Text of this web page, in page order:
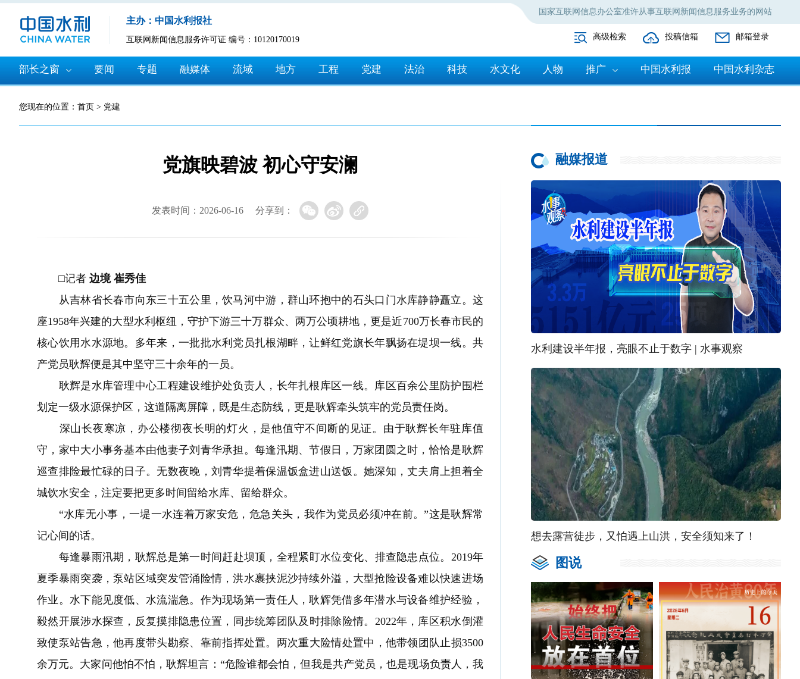
国家互联网信息办公室准许从事互联网新闻信息服务业务的网站
主办：中国水利报社
互联网新闻信息服务许可证 编号：10120170019 高级检索 投稿信箱 邮箱登录
部长之窗 要闻 专题 融媒体 流域 地方 工程 党建 法治 科技 水文化 人物 推广 中国水利报 中国水利杂志
您现在的位置： 首页 > 党建
党旗映碧波 初心守安澜
发表时间：2026-06-16 分享到：
□记者 边境 崔秀佳
从吉林省长春市向东三十五公里，饮马河中游，群山环抱中的石头口门水库静静矗立。这
座1958年兴建的大型水利枢纽，守护下游三十万群众、两万公顷耕地，更是近700万长春市民的
核心饮用水水源地。多年来，一批批水利党员扎根湖畔，让鲜红党旗长年飘扬在堤坝一线。共
产党员耿辉便是其中坚守三十余年的一员。
耿辉是水库管理中心工程建设维护处负责人，长年扎根库区一线。库区百余公里防护围栏
划定一级水源保护区，这道隔离屏障，既是生态防线，更是耿辉牵头筑牢的党员责任岗。
深山长夜寒凉，办公楼彻夜长明的灯火，是他值守不间断的见证。由于耿辉长年驻库值
守，家中大小事务基本由他妻子刘青华承担。每逢汛期、节假日，万家团圆之时，恰恰是耿辉
巡查排险最忙碌的日子。无数夜晚，刘青华提着保温饭盒进山送饭。她深知，丈夫肩上担着全
城饮水安全，注定要把更多时间留给水库、留给群众。
“水库无小事，一堤一水连着万家安危，危急关头，我作为党员必须冲在前。”这是耿辉常
记心间的话。
每逢暴雨汛期，耿辉总是第一时间赶赴坝顶，全程紧盯水位变化、排查隐患点位。2019年
夏季暴雨突袭，泵站区域突发管涌险情，洪水裹挟泥沙持续外溢，大型抢险设备难以快速进场
作业。水下能见度低、水流湍急。作为现场第一责任人，耿辉凭借多年潜水与设备维护经验，
毅然开展涉水探查，反复摸排隐患位置，同步统筹团队及时排除险情。2022年，库区积水倒灌
致使泵站告急，他再度带头勘察、靠前指挥处置。两次重大险情处置中，他带领团队止损3500
余万元。大家问他怕不怕，耿辉坦言：“危险谁都会怕，但我是共产党员，也是现场负责人，我
融媒报道
水利建设半年报，亮眼不止于数字 | 水事观察
想去露营徒步，又怕遇上山洪，安全须知来了！
图说